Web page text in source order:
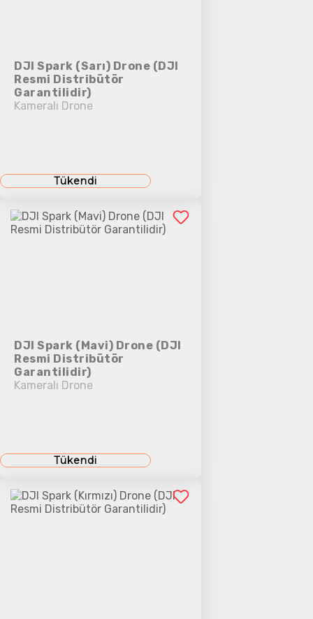
DJI Spark (Sarı) Drone (DJI
Resmi Distribütör
Garantilidir)
Kameralı Drone
Tükendi
DJI Spark (Mavi) Drone (DJI
Resmi Distribütör
Garantilidir)
Kameralı Drone
Tükendi